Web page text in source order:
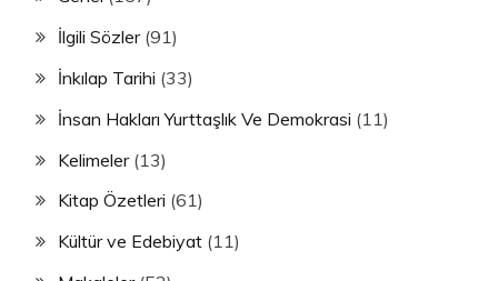
İlgili Sözler(91)
İnkılap Tarihi (33)
İnsan Hakları Yurttaşlık Ve Demokrasi (11)
Kelimeler(13)
Kitap Özetleri (61)
Kültür ve Edebiyat (11)